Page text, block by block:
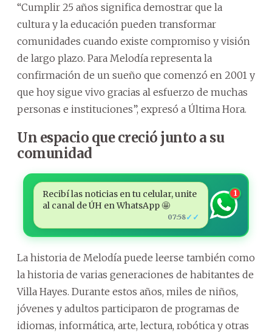
“Cumplir 25 años significa demostrar que la
cultura y la educación pueden transformar
comunidades cuando existe compromiso y visión
de largo plazo. Para Melodía representa la
confirmación de un sueño que comenzó en 2001 y
que hoy sigue vivo gracias al esfuerzo de muchas
personas e instituciones”, expresó a Última Hora.
Un espacio que creció junto a su
comunidad
Recibí las noticias en tu celular, unite
al canal de ÚH en WhatsApp 🤩
07:58✓✓
1
La historia de Melodía puede leerse también como
la historia de varias generaciones de habitantes de
Villa Hayes. Durante estos años, miles de niños,
jóvenes y adultos participaron de programas de
idiomas, informática, arte, lectura, robótica y otras